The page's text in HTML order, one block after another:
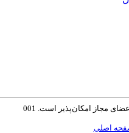
امکان‌پذیر است. 001
اصلی